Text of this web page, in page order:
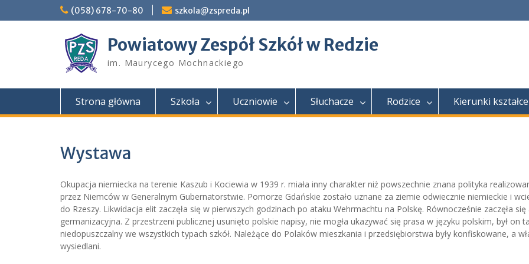
to
(058) 678-70-80 szkola@zspreda.pl
Powiatowy Zespół Szkół w Redzie
im. Maurycego Mochnackiego
Strona główna Szkoła Uczniowie Słuchacze Rodzice Kierunki
Wystawa
Okupacja niemiecka na terenie Kaszub i Kociewia w 1939 r. miała inny charakter niż powszechnie znana polityka
przez Niemców w Generalnym Gubernatorstwie. Pomorze Gdańskie zostało uznane za ziemie odwiecznie niemieckie i
do Rzeszy. Likwidacja elit zaczęła się w pierwszych godzinach po ataku Wehrmachtu na Polskę. Równocześnie zaczęła się
germanizacyjna. Z przestrzeni publicznej usunięto polskie napisy, nie mogła ukazywać się prasa w języku polskim, był on
niedopuszczalny we wszystkich typach szkół. Należące do Polaków mieszkania i przedsiębiorstwa były konfiskowane, a
wysiedlani.